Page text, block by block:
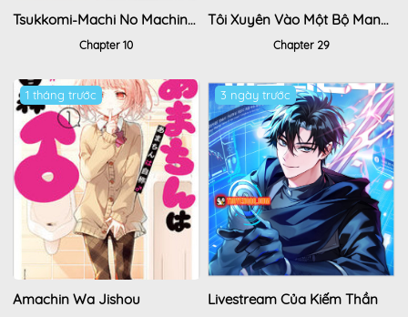
Tsukkomi-Machi No Machino-San
Chapter 10
Tôi Xuyên Vào Một Bộ Manga Xa Lạ
Chapter 29
1 tháng trước
Amachin Wa Jishou
3 ngày trước
Livestream Của Kiếm Thần